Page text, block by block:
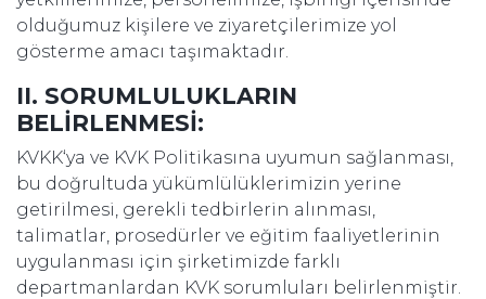
olduğumuz kişilere ve ziyaretçilerimize yol
gösterme amacı taşımaktadır.
II. SORUMLULUKLARIN
BELİRLENMESİ:
KVKK‘ya ve KVK Politikasına uyumun sağlanması,
bu doğrultuda yükümlülüklerimizin yerine
getirilmesi, gerekli tedbirlerin alınması,
talimatlar, prosedürler ve eğitim faaliyetlerinin
uygulanması için şirketimizde farklı
departmanlardan KVK sorumluları belirlenmiştir.